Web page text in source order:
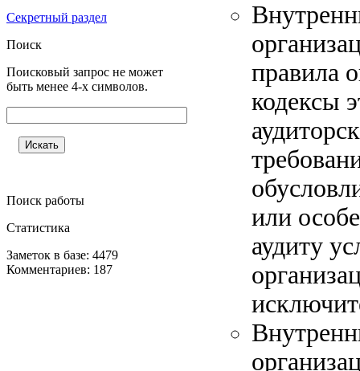
Секретный раздел
Поиск
Поисковый запрос не может
быть менее 4-х символов.
Поиск работы
Статистика
Заметок в базе: 4479
Комментариев: 187
правила
кодексы
или
аудиту